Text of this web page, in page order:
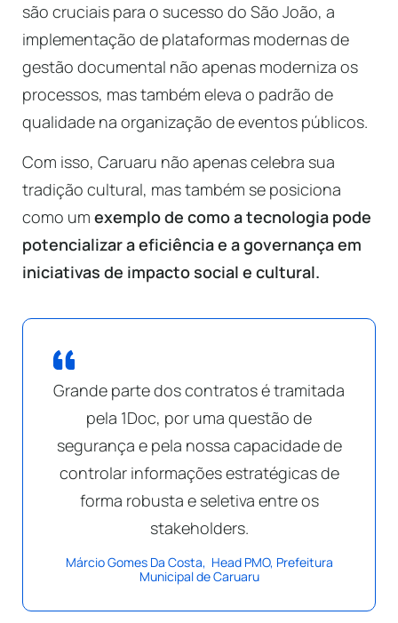
são cruciais para o sucesso do São João, a
implementação de plataformas modernas de
gestão documental não apenas moderniza os
processos, mas também eleva o padrão de
qualidade na organização de eventos públicos.
Com isso, Caruaru não apenas celebra sua
tradição cultural, mas também se posiciona
como um exemplo de como a tecnologia pode
potencializar a eficiência e a governança em
iniciativas de impacto social e cultural.
Grande parte dos contratos é tramitada
pela 1Doc, por uma questão de
segurança e pela nossa capacidade de
controlar informações estratégicas de
forma robusta e seletiva entre os
stakeholders.
Márcio Gomes Da Costa, Head PMO, Prefeitura
Municipal de Caruaru